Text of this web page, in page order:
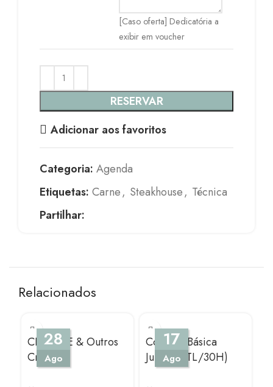
[Caso oferta] Dedicatória a
exibir em voucher
RESERVAR
Adicionar aos favoritos
Categoria: Agenda
Etiquetas: Carne, Steakhouse, Técnica
Partilhar:
Relacionados
28
Ago
CEVICHE & Outros
Crus
17
Ago
Cozinha Básica
Junior (ATL/30H)